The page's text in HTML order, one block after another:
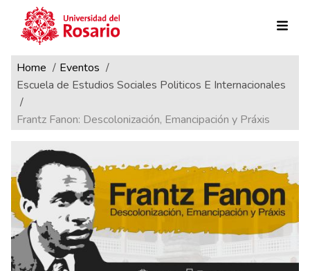
Pasar al contenido principal
Ruta de navegación
Home
Eventos
Escuela de Estudios Sociales Politicos E Internacionales
Frantz Fanon: Descolonización, Emancipación y Práxis